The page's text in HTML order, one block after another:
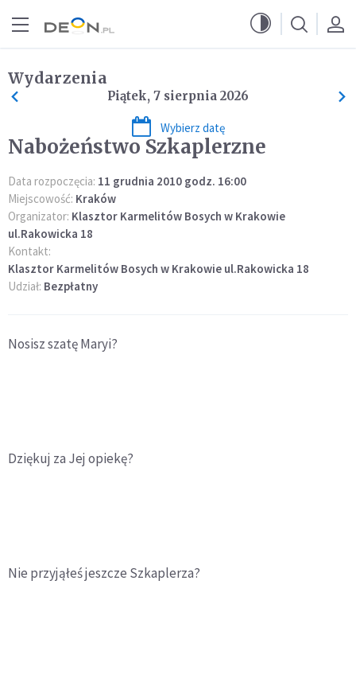
Wydarzenia
Piątek, 7 sierpnia 2026
Wybierz datę
Nabożeństwo Szkaplerzne
Data rozpoczęcia: 11 grudnia 2010 godz. 16:00
Miejscowość: Kraków
Organizator: Klasztor Karmelitów Bosych w Krakowie
ul.Rakowicka 18
Kontakt:
Klasztor Karmelitów Bosych w Krakowie ul.Rakowicka 18
Udział: Bezpłatny
Nosisz szatę Maryi?
Dziękuj za Jej opiekę?
Nie przyjąłeś jeszcze Szkaplerza?